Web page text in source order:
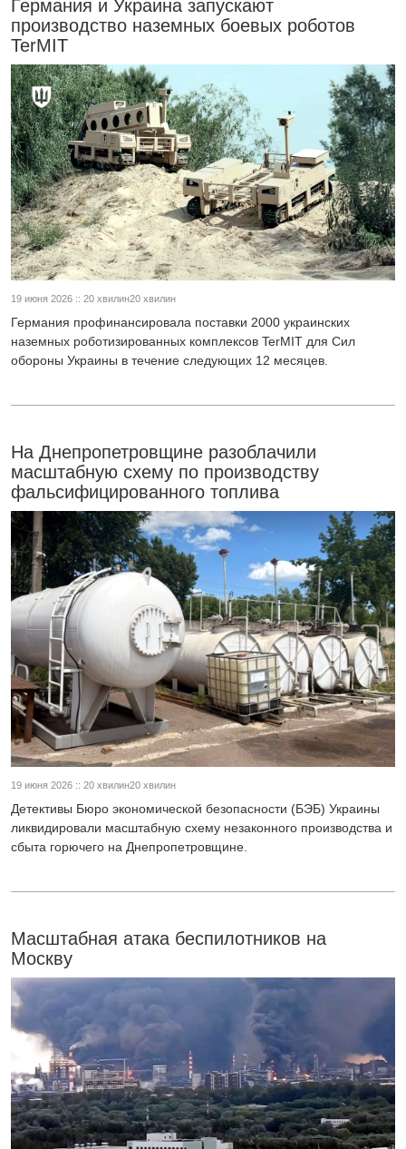
Германия и Украина запускают
производство наземных боевых роботов
TerMIT
19 июня 2026 :: 20 хвилин20 хвилин
Германия профинансировала поставки 2000 украинских
наземных роботизированных комплексов TerMIT для Сил
обороны Украины в течение следующих 12 месяцев.
На Днепропетровщине разоблачили
масштабную схему по производству
фальсифицированного топлива
19 июня 2026 :: 20 хвилин20 хвилин
Детективы Бюро экономической безопасности (БЭБ) Украины
ликвидировали масштабную схему незаконного производства и
сбыта горючего на Днепропетровщине.
Масштабная атака беспилотников на
Москву